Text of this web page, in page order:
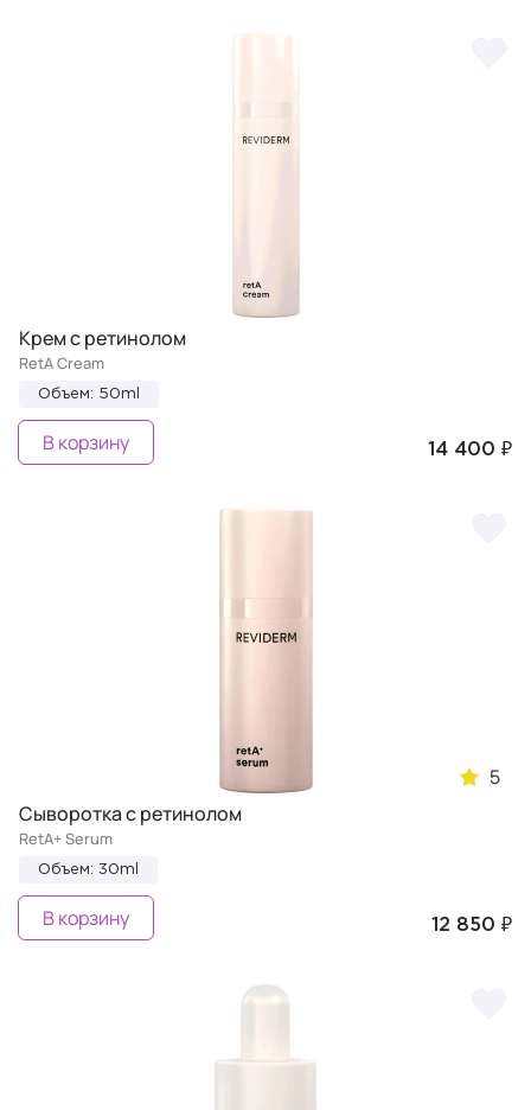
Крем с ретинолом
RetA Cream
Объем: 50ml
14 400 ₽
В корзину
5
Сыворотка с ретинолом
RetA+ Serum
Объем: 30ml
12 850 ₽
В корзину